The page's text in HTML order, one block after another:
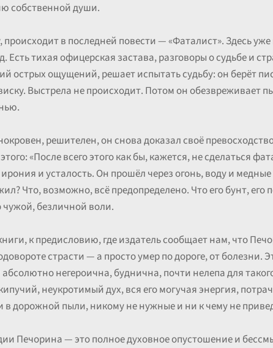
собственной души.
в последней повести — «Фаталист». Здесь
Есть тихая офицерская застава, разговоры о судьбе и
острых ощущений, решает испытать судьбу: он берёт
Выстрела не происходит. Потом он обезвреживает
решителен, он снова доказал своё
«После всего этого как бы, кажется, не сделаться
и усталость. Он прошёл через огонь, воду и
Что, возможно, всё предопределено. Что его бунт, его
безличной воли.
к предисловию, где издатель сообщает нам, что
страсти — а просто умер по дороге, от болезни.
негероична, буднична, почти нелепа для
неукротимый дух, вся его могучая энергия,
в дорожной пыли, никому не нужные и ни к чему не
Печорина — это полное духовное опустошение и